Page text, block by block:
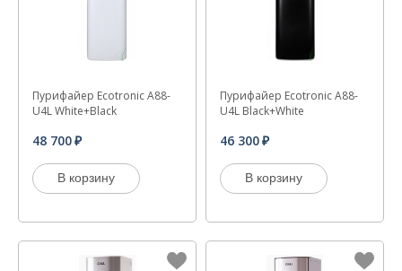
Пурифайер Ecotronic A88-
U4L White+Black
48 700
В корзину
Пурифайер Ecotronic A88-
U4L Black+White
46 300
В корзину